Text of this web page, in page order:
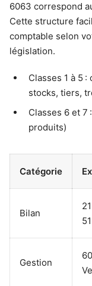
6063 correspond
Cette structure
comptable selon
législation.
Classes 1 à 5
stocks, tiers,
Classes 6 et 7
produits)
Catégorie
Bilan
Gestion